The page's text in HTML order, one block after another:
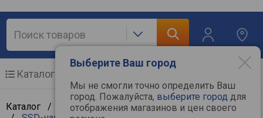
Выберите Ваш город
Мы не смогли точно определить Ваш
город. Пожалуйста, выберите город для
отображения магазинов и цен своего
Каталог
Каталог / Компьютерная техника/ Комплектующие